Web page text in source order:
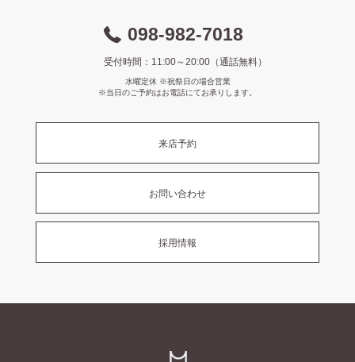
098-982-7018
受付時間：11:00～20:00（通話無料）
水曜定休 ※祝祭日の場合営業
※当日のご予約はお電話にてお承りします。
来店予約
お問い合わせ
採用情報